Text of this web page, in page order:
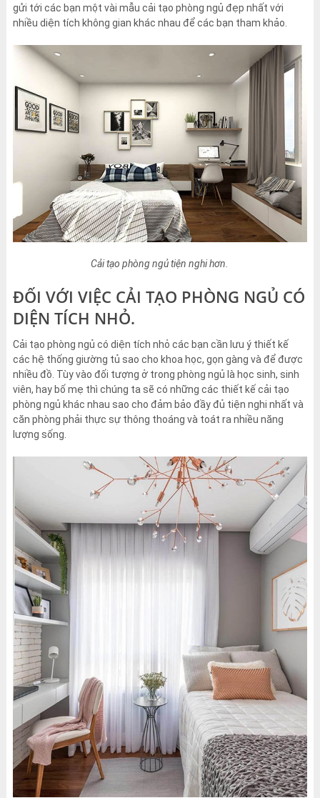
gửi tới các bạn một vài mẫu cải tạo phòng ngủ đẹp nhất với
nhiều diện tích không gian khác nhau để các bạn tham khảo.
Cải tạo phòng ngủ tiện nghi hơn.
ĐỐI VỚI VIỆC CẢI TẠO PHÒNG NGỦ CÓ
DIỆN TÍCH NHỎ.
Cải tạo phòng ngủ có diện tích nhỏ các bạn cần lưu ý thiết kế
các hệ thống giường tủ sao cho khoa học, gọn gàng và để được
nhiều đồ. Tùy vào đối tượng ở trong phòng ngủ là học sinh, sinh
viên, hay bố mẹ thì chúng ta sẽ có những các thiết kế cải tạo
phòng ngủ khác nhau sao cho đảm bảo đầy đủ tiện nghi nhất và
căn phòng phải thực sự thông thoáng và toát ra nhiều năng
lượng sống.